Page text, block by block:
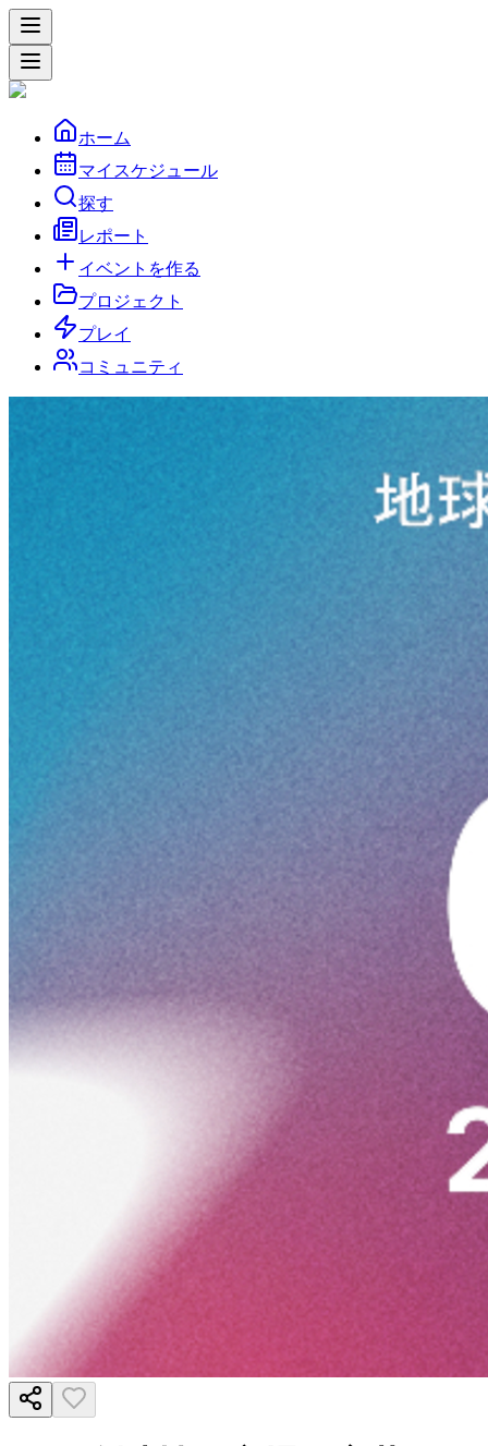
ホーム
マイスケジュール
探す
レポート
イベントを作る
プロジェクト
プレイ
コミュニティ